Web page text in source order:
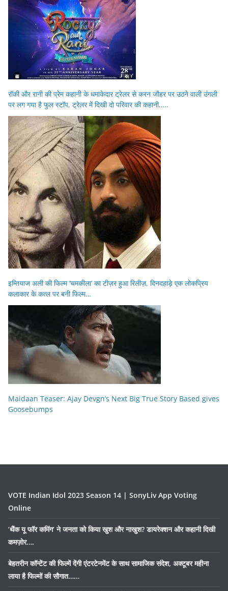
रॉकी और रानी की प्रेम कहानी के धमाकेदार ट्रेलर से करन जौहर पर उठने वाली उंगली
पर लग गया है फुल स्टॉप, ट्रेलर में दिखी दो परिवार की कहानी…..
इम्तियाज अली की फिल्म ‘चमकीला’ का टीज़र हुआ रिलीज़, दिनदहाड़े एक लोकप्रिय
कलाकार के कत्ल पर बनी फिल्म…
Maidaan Teaser: Ajay Devgn’s Next Big True Story Based gives
Goosebumps
VOTE Indian Idol 2023 Season 14 | SonyLiv App Voting
Online
‘थैंक यू फॉर कमिंग’ ने जनता को किया खुश और नाखुश? डायरेक्शन और कहानी दिखी
कमज़ोर….
बेहतरीन कॉन्टेंट की फिल्में देंगी एंटरटेनमेंट के साथ सामाजिक संदेश, अक्टूबर महीना
लाया है फिल्मों की सौगात……